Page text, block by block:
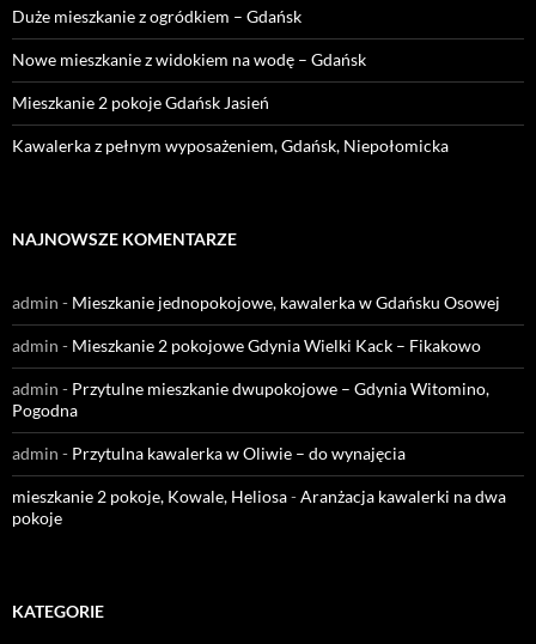
Duże mieszkanie z ogródkiem – Gdańsk
Nowe mieszkanie z widokiem na wodę – Gdańsk
Mieszkanie 2 pokoje Gdańsk Jasień
Kawalerka z pełnym wyposażeniem, Gdańsk, Niepołomicka
NAJNOWSZE KOMENTARZE
admin - Mieszkanie jednopokojowe, kawalerka w Gdańsku Osowej
admin - Mieszkanie 2 pokojowe Gdynia Wielki Kack – Fikakowo
admin - Przytulne mieszkanie dwupokojowe – Gdynia Witomino,
Pogodna
admin - Przytulna kawalerka w Oliwie – do wynajęcia
mieszkanie 2 pokoje, Kowale, Heliosa-Aranżacja kawalerki na dwa
pokoje
KATEGORIE